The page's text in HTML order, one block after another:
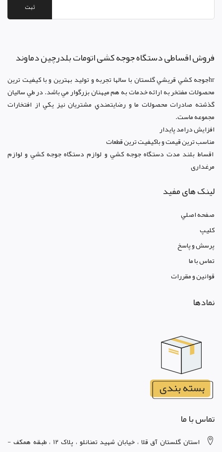
ثبت
فروش اقساطی دستگاه جوجه کشی اتومات بلدرچین دماوند
hrجوجه کشي قريشي گلستان با سالها تجربه و توليد بهترين و با کيفيت ترين
محصولات مفتخر به ارائه خدمات به هم ميهنان بزرگوار مي باشد. در طي ساليان
گذشته صادرات محصولات ما و رضايتمندي مشتريان نيز يکي از افتخارات
مجموعه ماست.
افزايش درامد پايدار
مناسب ترين قيمت و باکيفيت ترين قطعات
اقساط بلند مدت دستگاه جوجه کشي و لوازم دستگاه جوجه کشي و لوازم
مرغداری
لینک های مفید
صفحه اصلي
کليپ
پرسش و پاسخ
تماس با ما
قوانين و مقررات
نمادها
تماس با ما
استان گلستان آق قلا ، خيابان شهيد تمنانلو ، پلاک 12 ، طبقه همکف -